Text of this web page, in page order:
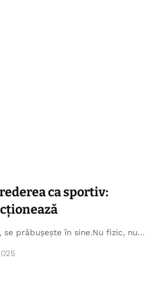
ca sportiv:
prăbușește în sine.Nu fizic, nu…